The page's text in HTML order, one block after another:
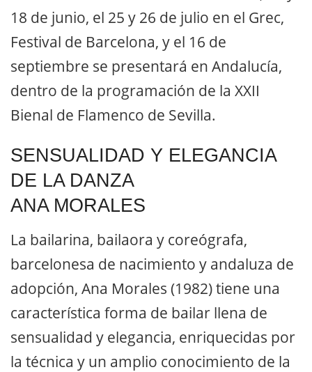
18 de junio, el 25 y 26 de julio en el Grec,
Festival de Barcelona, y el 16 de
septiembre se presentará en Andalucía,
dentro de la programación de la XXII
Bienal de Flamenco de Sevilla.
SENSUALIDAD Y ELEGANCIA
DE LA DANZA
ANA MORALES
La bailarina, bailaora y coreógrafa,
barcelonesa de nacimiento y andaluza de
adopción, Ana Morales (1982) tiene una
característica forma de bailar llena de
sensualidad y elegancia, enriquecidas por
la técnica y un amplio conocimiento de la